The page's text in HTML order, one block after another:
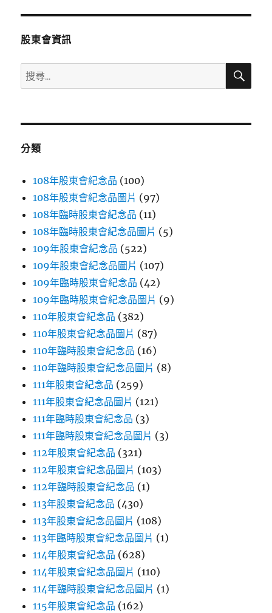
章:
股東會資訊
搜
尋
鍵
搜
分類
108年股東會紀念品 (100)
108年股東會紀念品圖片 (97)
108年臨時股東會紀念品 (11)
108年臨時股東會紀念品圖片 (5)
109年股東會紀念品 (522)
109年股東會紀念品圖片 (107)
109年臨時股東會紀念品 (42)
109年臨時股東會紀念品圖片 (9)
110年股東會紀念品 (382)
110年股東會紀念品圖片 (87)
110年臨時股東會紀念品 (16)
110年臨時股東會紀念品圖片 (8)
111年股東會紀念品 (259)
111年股東會紀念品圖片 (121)
111年臨時股東會紀念品 (3)
111年臨時股東會紀念品圖片 (3)
112年股東會紀念品 (321)
112年股東會紀念品圖片 (103)
112年臨時股東會紀念品 (1)
113年股東會紀念品 (430)
113年股東會紀念品圖片 (108)
113年臨時股東會紀念品圖片 (1)
114年股東會紀念品 (628)
114年股東會紀念品圖片 (110)
114年臨時股東會紀念品圖片 (1)
115年股東會紀念品 (162)